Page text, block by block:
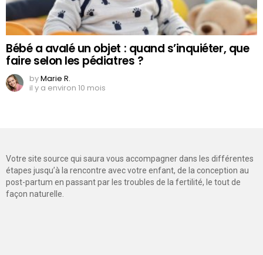
Bébé a avalé un objet : quand s’inquiéter, que
faire selon les pédiatres ?
byMarie R.
il y a environ 10 mois
Votre site source qui saura vous accompagner dans les différentes
étapes jusqu’à la rencontre avec votre enfant, de la conception au
post-partum en passant par les troubles de la fertilité, le tout de
façon naturelle.